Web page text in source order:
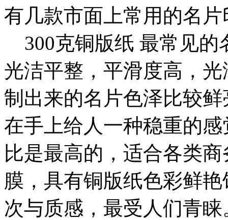
有几款市面上常用的名
300克铜版纸 最常见的
光洁平整，平滑度高，
制出来的名片色泽比较
在手上给人一种稳重的
比是最高的，适合各类
膜，具有铜版纸色彩鲜
次与质感，最受人们青